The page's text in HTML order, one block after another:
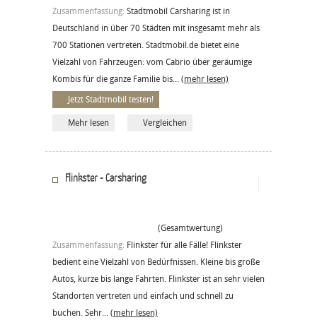
Zusammenfassung: Stadtmobil Carsharing ist in
Deutschland in über 70 Städten mit insgesamt mehr als
700 Stationen vertreten. Stadtmobil.de bietet eine
Vielzahl von Fahrzeugen: vom Cabrio über geräumige
Kombis für die ganze Familie bis... (mehr lesen)
Jetzt Stadtmobil testen!
Mehr lesen Vergleichen
Flinkster - Carsharing
(Gesamtwertung)
Zusammenfassung: Flinkster für alle Fälle! Flinkster
bedient eine Vielzahl von Bedürfnissen. Kleine bis große
Autos, kurze bis lange Fahrten. Flinkster ist an sehr vielen
Standorten vertreten und einfach und schnell zu
buchen. Sehr... (mehr lesen)